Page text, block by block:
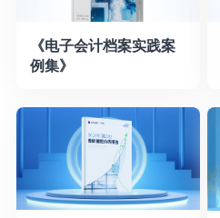
《电子会计档案实践案
例集》